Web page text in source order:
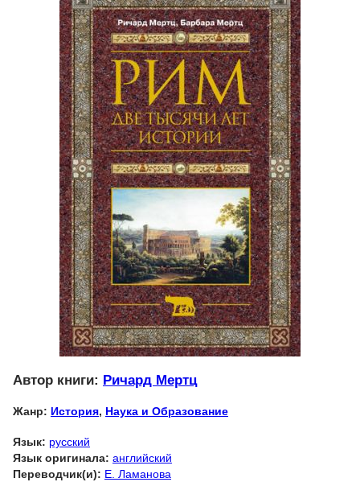
Автор книги: Ричард Мертц
Жанр: История, Наука и Образование
Язык: русский
Язык оригинала: английский
Переводчик(и): Е. Ламанова